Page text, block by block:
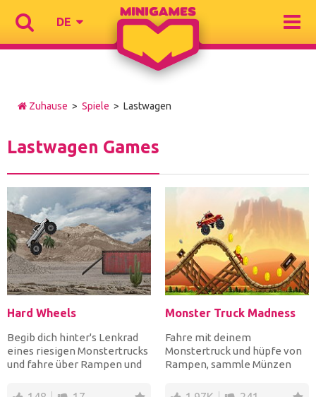
DE
Zuhause > Spiele > Lastwagen
Lastwagen Games
Hard Wheels
Begib dich hinter's Lenkrad
eines riesigen Monstertrucks
und fahre über Rampen und
Monster Truck Madness
Fahre mit deinem
Monstertruck und hüpfe von
Rampen, sammle Münzen
Ziel...